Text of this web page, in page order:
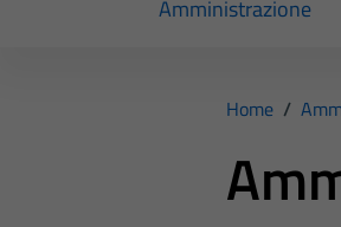
Amministrazione
Home /